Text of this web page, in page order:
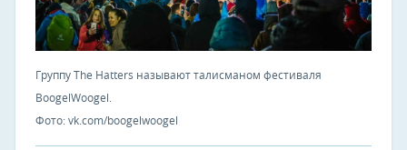
Группу The Hatters называют талисманом фестиваля
BoogelWoogel.
Фото: vk.com/boogelwoogel